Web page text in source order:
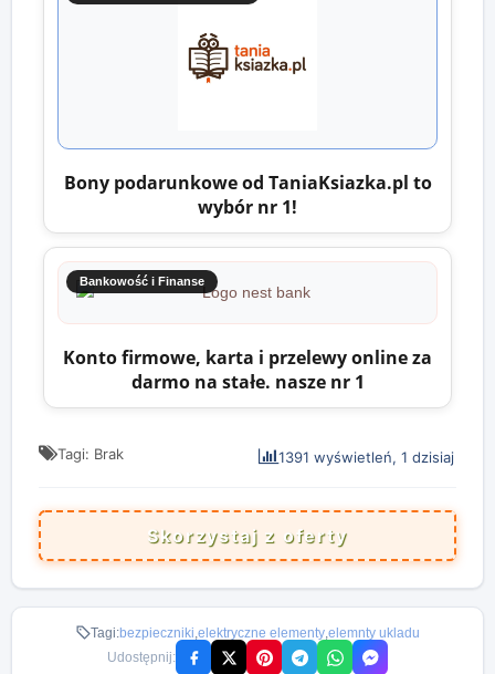
Bony podarunkowe od TaniaKsiazka.pl to
wybór nr 1!
Bankowość i Finanse
Konto firmowe, karta i przelewy online za
darmo na stałe. nasze nr 1
Tagi: Brak 1391 wyświetleń, 1 dzisiaj
Skorzystaj z oferty
Tagi:bezpieczniki elektryczne elementy, elemnty ukladu
Udostępnij: